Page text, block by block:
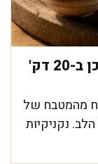
נקניקיות עם מלאווח משגע: מוכן ב-20 דק'
מהמטבח של
נקניקיות